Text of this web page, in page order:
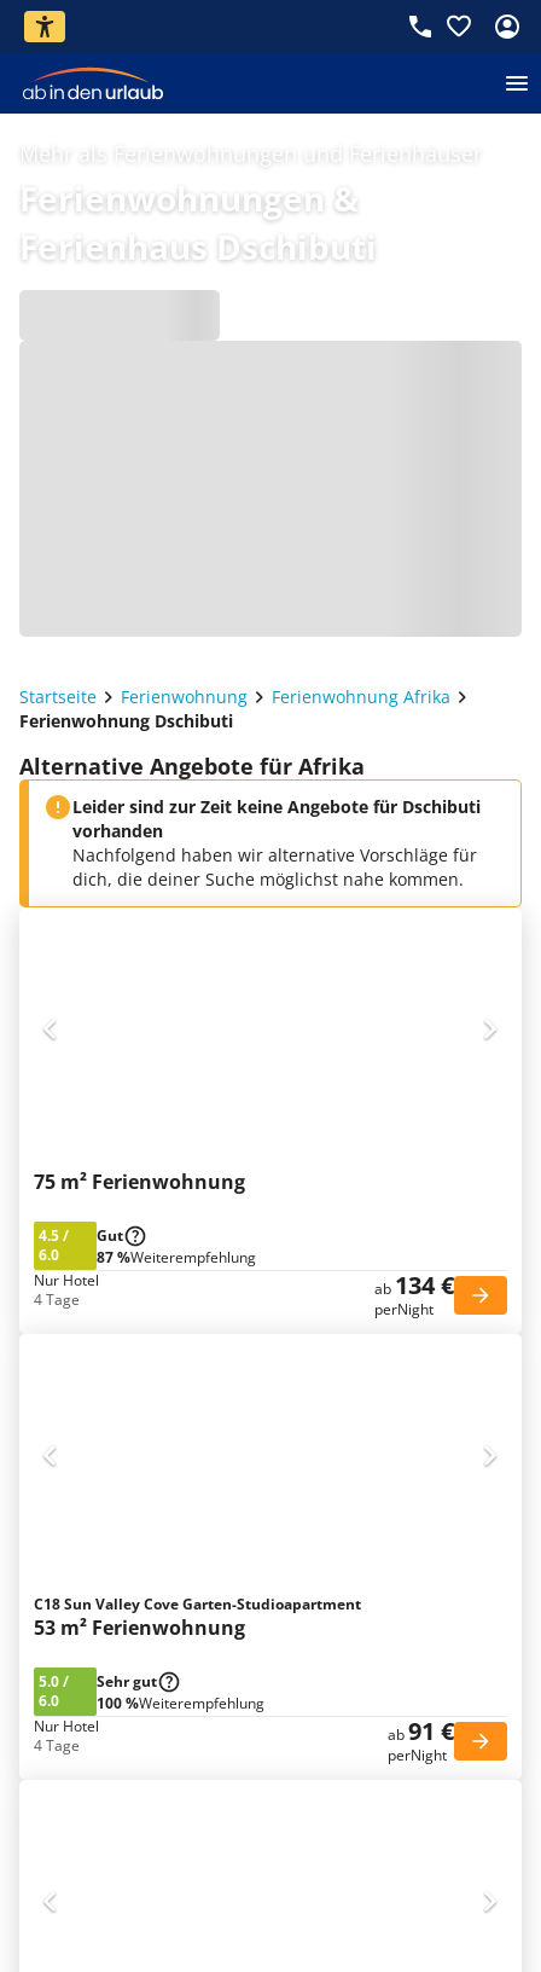
Mehr als Ferienwohnungen und Ferienhäuser
Ferienwohnungen &
Ferienhaus Dschibuti
Startseite Ferienwohnung
Ferienwohnung Afrika
Ferienwohnung Dschibuti
Alternative Angebote für Afrika
Leider sind zur Zeit keine Angebote für Dschibuti
vorhanden
Nachfolgend haben wir alternative Vorschläge für
dich, die deiner Suche möglichst nahe kommen.
75 m² Ferienwohnung
4.5/
6.0
Gut
87 %Weiterempfehlung
Nur Hotel
4 Tage
ab 134 €
perNight
C18 Sun Valley Cove Garten-Studioapartment
53 m² Ferienwohnung
5.0/
6.0
Sehr gut
100 %Weiterempfehlung
Nur Hotel
4 Tage
ab91 €
perNight